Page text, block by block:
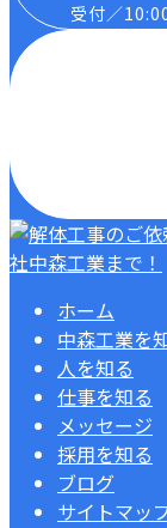
受付／
ホーム
中森工業を
人を知る
仕事を知る
メッセージ
採用を知る
ブログ
サイトマッ